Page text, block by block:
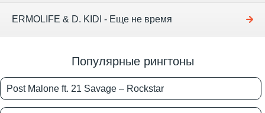
ERMOLIFE & D. KIDI - Еще не время
Популярные рингтоны
Post Malone ft. 21 Savage – Rockstar